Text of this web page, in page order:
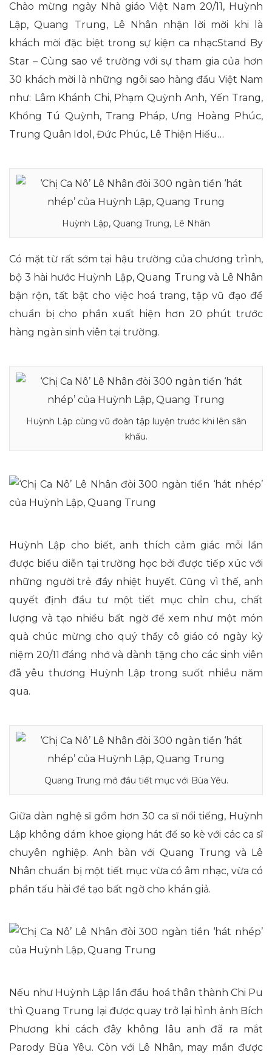
Chào mừng ngày Nhà giáo Việt Nam 20/11, Huỳnh
Lập, Quang Trung, Lê Nhân nhận lời mời khi là
khách mời đặc biệt trong sự kiện ca nhạcStand By
Star – Cùng sao về trường với sự tham gia của hơn
30 khách mời là những ngôi sao hàng đầu Việt Nam
như: Lâm Khánh Chi, Phạm Quỳnh Anh, Yến Trang,
Khổng Tú Quỳnh, Trang Pháp, Ưng Hoàng Phúc,
Trung Quân Idol, Đức Phúc, Lê Thiện Hiếu…
Huỳnh Lập, Quang Trung, Lê Nhân
Có mặt từ rất sớm tại hậu trường của chương trình,
bộ 3 hài hước Huỳnh Lập, Quang Trung và Lê Nhân
bận rộn, tất bật cho việc hoá trang, tập vũ đạo để
chuẩn bị cho phần xuất hiện hơn 20 phút trước
hàng ngàn sinh viên tại trường.
Huỳnh Lập cùng vũ đoàn tập luyện trước khi lên sân
khấu.
Huỳnh Lập cho biết, anh thích cảm giác mỗi lần
được biểu diễn tại trường học bởi được tiếp xúc với
những người trẻ đầy nhiệt huyết. Cũng vì thế, anh
quyết định đầu tư một tiết mục chỉn chu, chất
lượng và tạo nhiều bất ngờ để xem như một món
quà chúc mừng cho quý thầy cô giáo có ngày kỷ
niệm 20/11 đáng nhớ và dành tặng cho các sinh viên
đã yêu thương Huỳnh Lập trong suốt nhiều năm
qua.
Quang Trung mở đầu tiết mục với Bùa Yêu.
Giữa dàn nghệ sĩ gồm hơn 30 ca sĩ nổi tiếng, Huỳnh
Lập không dám khoe giọng hát để so kè với các ca sĩ
chuyên nghiệp. Anh bàn với Quang Trung và Lê
Nhân chuẩn bị một tiết mục vừa có âm nhạc, vừa có
phần tấu hài để tạo bất ngờ cho khán giả.
Nếu như Huỳnh Lập lần đầu hoá thân thành Chi Pu
thì Quang Trung lại được quay trở lại hình ảnh Bích
Phương khi cách đây không lâu anh đã ra mắt
Parody Bùa Yêu. Còn với Lê Nhân, may mắn được